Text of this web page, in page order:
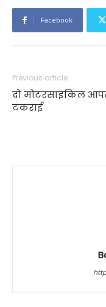
Facebook
Previous article
दो मोटरसाइकिल
टकराई